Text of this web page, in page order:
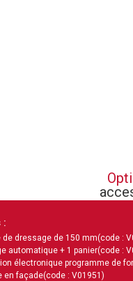
:
de dressage de 150 mm(code :
automatique + 1 panier(code :
électronique programme de
en façade(code : V01951)